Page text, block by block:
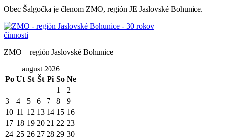
Obec Šalgočka je členom ZMO, región JE Jaslovské Bohunice.
ZMO – región Jaslovské Bohunice
august 2026
Po Ut St Št Pi So Ne
1
2
3
4 5 6 7 8
9
10 11 12 13 14 15 16
17 18 19 20 21 22 23
24 25 26 27 28 29 30